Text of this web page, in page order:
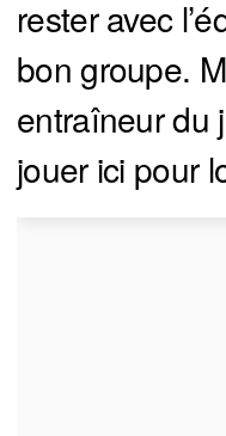
rester avec
bon groupe.
entraîneur du
jouer ici pour